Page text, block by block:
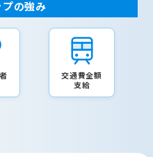
の強み
交通費全額
支給